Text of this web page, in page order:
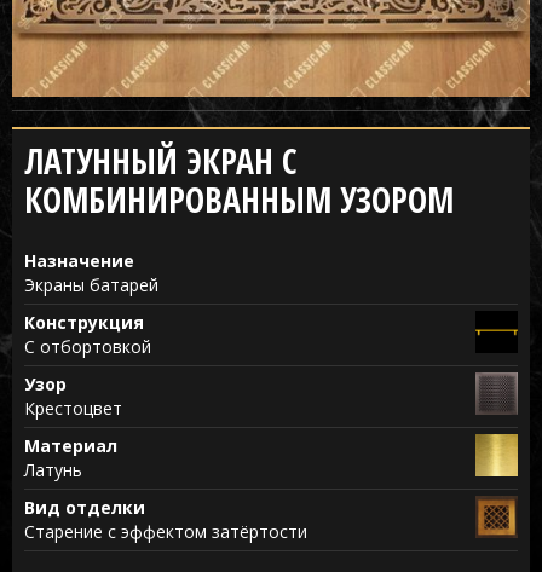
ЛАТУННЫЙ ЭКРАН С
КОМБИНИРОВАННЫМ УЗОРОМ
Назначение
Экраны батарей
Конструкция
С отбортовкой
Узор
Крестоцвет
Материал
Латунь
Вид отделки
Старение с эффектом затёртости